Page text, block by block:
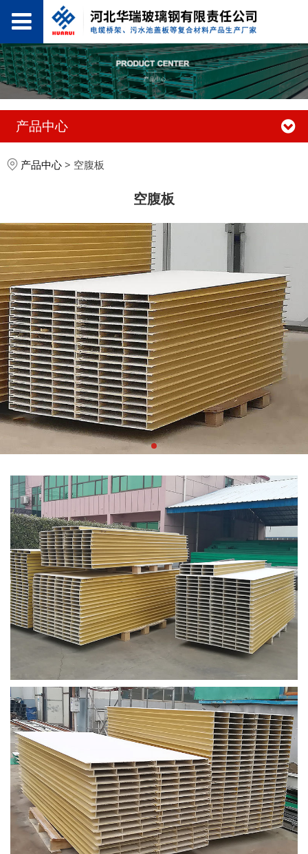
产品中心
产品中心 > 空腹板
空腹板